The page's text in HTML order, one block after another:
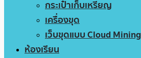
กระเป๋าเก็บเหรียญ
เครื่องขุด
เว็บขุดแบบ Cloud Mining
ห้องเรียน